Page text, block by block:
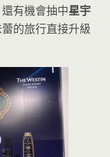
有機會抽中星宇
的旅行直接升級